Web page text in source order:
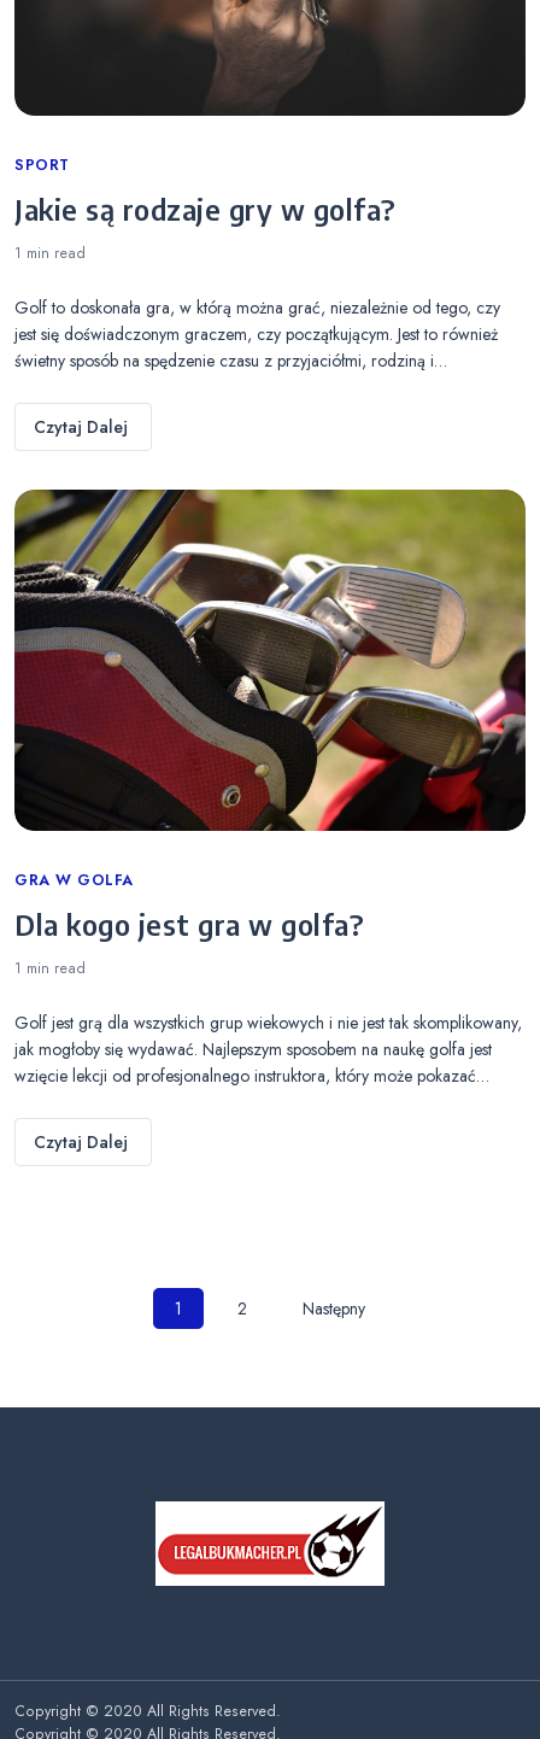
Categories
SPORT
Jakie są rodzaje gry w golfa?
1 min read
Golf to doskonała gra, w którą można grać, niezależnie od tego, czy
jest się doświadczonym graczem, czy początkującym. Jest to również
świetny sposób na spędzenie czasu z przyjaciółmi, rodziną i…
Czytaj Dalej
Categories
GRA W GOLFA
Dla kogo jest gra w golfa?
1 min read
Golf jest grą dla wszystkich grup wiekowych i nie jest tak skomplikowany,
jak mogłoby się wydawać. Najlepszym sposobem na naukę golfa jest
wzięcie lekcji od profesjonalnego instruktora, który może pokazać…
Czytaj Dalej
Nawigacja
1 2 Następny
Copyright © 2020 All Rights Reserved.
Copyright © 2020 All Rights Reserved.